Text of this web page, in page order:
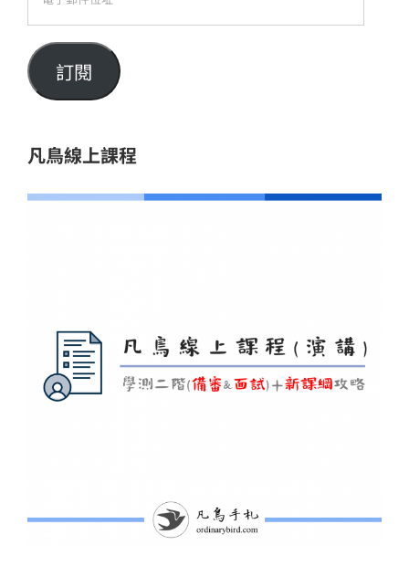
件
位
訂閱
凡鳥線上課程